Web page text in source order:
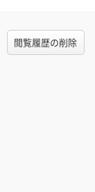
閲覧履歴の削除